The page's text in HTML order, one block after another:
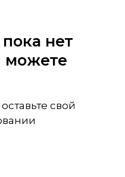
нет
можете
свой